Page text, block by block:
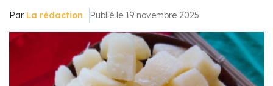
Par La rédaction Publié le 19 novembre 2025